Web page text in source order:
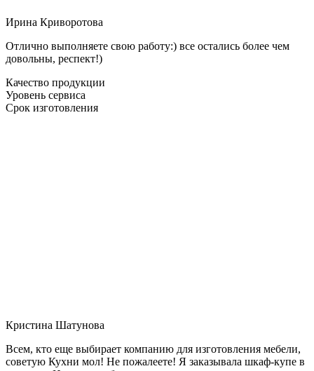
Ирина Криворотова
Отлично выполняете свою работу:) все остались более чем
довольны, респект!)
Качество продукции
Уровень сервиса
Срок изготовления
Кристина Шатунова
Всем, кто еще выбирает компанию для изготовления мебели,
советую Кухни мол! Не пожалеете! Я заказывала шкаф-купе в